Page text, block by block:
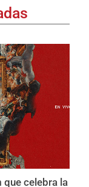
que celebra la